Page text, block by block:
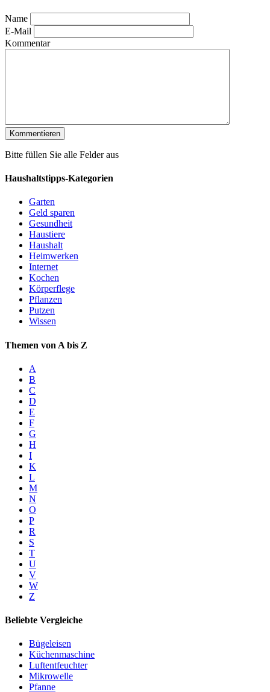
Name
E-Mail
Kommentar
Bitte füllen Sie alle Felder aus
Haushaltstipps-Kategorien
Garten
Geld sparen
Gesundheit
Haustiere
Haushalt
Heimwerken
Internet
Kochen
Körperflege
Pflanzen
Putzen
Wissen
Themen von A bis Z
A
B
C
D
E
F
G
H
I
K
L
M
N
O
P
R
S
T
U
V
W
Z
Beliebte Vergleiche
Bügeleisen
Küchenmaschine
Luftentfeuchter
Mikrowelle
Pfanne